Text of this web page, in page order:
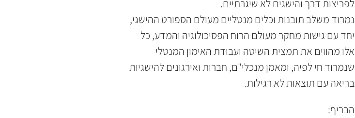
לפריצות דרך והישגים לא שיגרתיים.
נמרוד משלב תובנות וכלים מנטליים מעולם הספורט ההישגי,
יחד עם גישות מחקר מעולם הרוח הפסיכולוגיה והמדע, כל
אלו מהווים את תמצית השיטה ועבודת האימון המנטלי
שנמרוד חי לפיה, ומאמן מנכלי"ם, חברות ואירגונים להישגיות
בריאה עם תוצאות לא רגילות.
הבריף: